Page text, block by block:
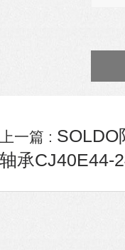
上一篇 : SOLDO
轴承CJ40E44-